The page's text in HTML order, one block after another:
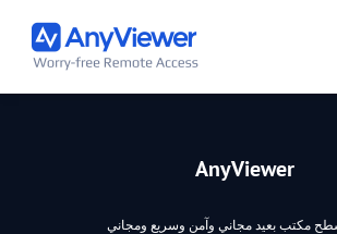
AnyViewer
مكتب بعيد مجاني وآمن وسريع ومجاني